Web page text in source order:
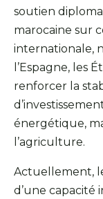
soutien
marocaine sur
internationale,
l’Espagne, les
renforcer la
énergétique,
l’agriculture.
Actuellement,
d’une capacité